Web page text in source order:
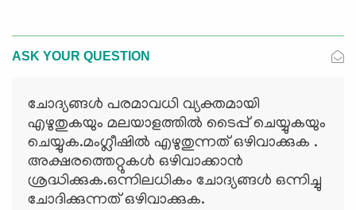
ASK YOUR QUESTION
ചോദ്യങ്ങള്‍ പരമാവധി വ്യക്തമായി
എഴുതുകയും മലയാളത്തില്‍ ടൈപ്പ് ചെയ്യുകയും
ചെയ്യുക.മംഗ്ലീഷില്‍ എഴുതുന്നത് ഒഴിവാക്കുക .
അക്ഷരത്തെറ്റുകള്‍ ഒഴിവാക്കാന്‍
ശ്രദ്ധിക്കുക.ഒന്നിലധികം ചോദ്യങ്ങള്‍ ഒന്നിച്ചു
ചോദിക്കുന്നത് ഒഴിവാക്കുക.